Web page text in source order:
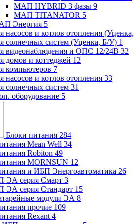
МАП HYBRID 3 фазы 9
МАП TITANATOR 5
Энергия 5
насосов и котлов отопления
солнечных систем (Уценка, Б/У) 1
видеонаблюдения и ОПС 12/24В 32
домов и коттеджей 12
компьютеров 7
насосов и котлов отопления 33
солнечных систем 31
оборудование 5
Блоки питания 284
Mean Well 34
Robiton 49
MORNSUN 12
и ИБП Энергоавтоматика 26
ЭА серия Смарт 3
ЭА серия Стандарт 15
модули ЭА 8
прочие 109
Rexant 4